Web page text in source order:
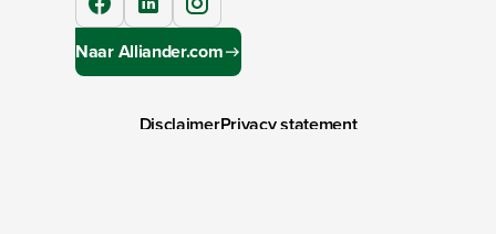
facebooklinkedIninstagram
Naar Alliander.com
DisclaimerPrivacy statement